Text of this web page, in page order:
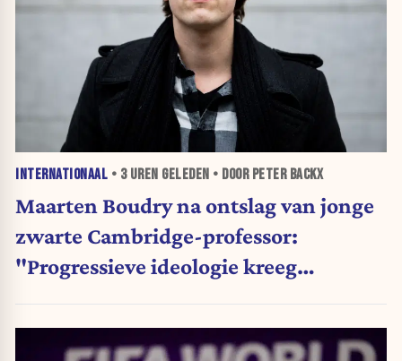
INTERNATIONAAL • 3 UREN GELEDEN • DOOR PETER BACKX
Maarten Boudry na ontslag van jonge
zwarte Cambridge-professor:
"Progressieve ideologie kreeg